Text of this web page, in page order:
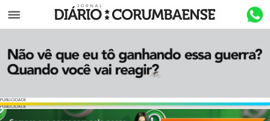
Menu
PUBLICIDADE
PUBLICIDADE